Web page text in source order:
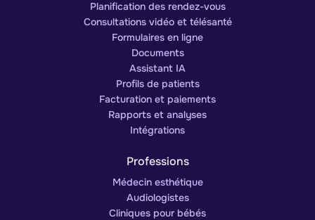
Planification des rendez-vous
Consultations vidéo et télésanté
Formulaires en ligne
Documents
Assistant IA
Profils de patients
Facturation et paiements
Rapports et analyses
Intégrations
Professions
Médecin esthétique
Audiologistes
Cliniques pour bébés